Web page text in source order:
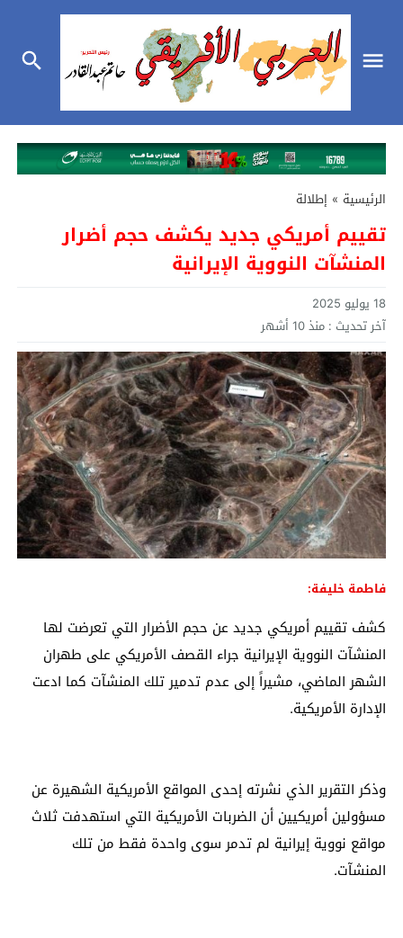
الرئيسية » إطلالة
تقييم أمريكي جديد يكشف حجم أضرار
المنشآت النووية الإيرانية
18 يوليو 2025
آخر تحديث : منذ 10 أشهر
فاطمة خليفة:
كشف تقييم أمريكي جديد عن حجم الأضرار التي تعرضت لها
المنشآت النووية الإيرانية جراء القصف الأمريكي على طهران
الشهر الماضي، مشيراً إلى عدم تدمير تلك المنشآت كما ادعت
الإدارة الأمريكية.
وذكر التقرير الذي نشرته إحدى المواقع الأمريكية الشهيرة عن
مسؤولين أمريكيين أن الضربات الأمريكية التي استهدفت ثلاث
مواقع نووية إيرانية لم تدمر سوى واحدة فقط من تلك
المنشآت.